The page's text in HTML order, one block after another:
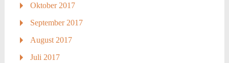
Oktober 2017
September 2017
August 2017
Juli 2017